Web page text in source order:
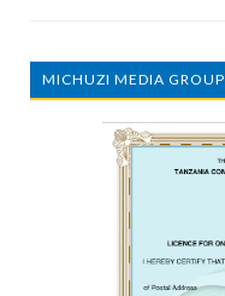
MICHUZI MEDIA GROUP